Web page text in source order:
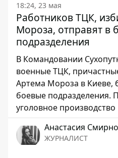
18:24, 23 мая
Работников ТЦК,
Мороза, отправят в
подразделения
В Командовании
военные ТЦК,
Артема Мороза в Киеве,
боевые подразделения.
уголовное производство
Анастасия
ЖУРНАЛИСТ